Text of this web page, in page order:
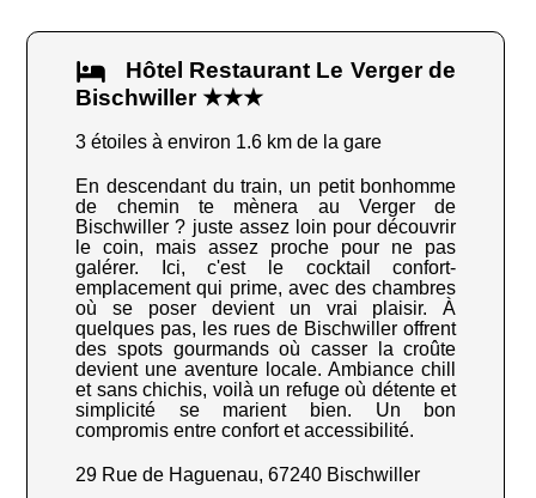
Hôtel Restaurant Le Verger de
Bischwiller ★★★
3 étoiles à environ 1.6 km de la gare
En descendant du train, un petit bonhomme
de chemin te mènera au Verger de
Bischwiller ? juste assez loin pour découvrir
le coin, mais assez proche pour ne pas
galérer. Ici, c'est le cocktail confort-
emplacement qui prime, avec des chambres
où se poser devient un vrai plaisir. À
quelques pas, les rues de Bischwiller offrent
des spots gourmands où casser la croûte
devient une aventure locale. Ambiance chill
et sans chichis, voilà un refuge où détente et
simplicité se marient bien. Un bon
compromis entre confort et accessibilité.
29 Rue de Haguenau, 67240 Bischwiller